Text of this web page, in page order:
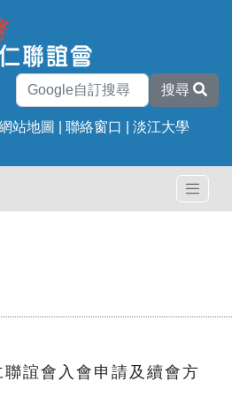
搜尋
站地圖 聯絡窗口 淡江大學
誼會入會申請及續會方